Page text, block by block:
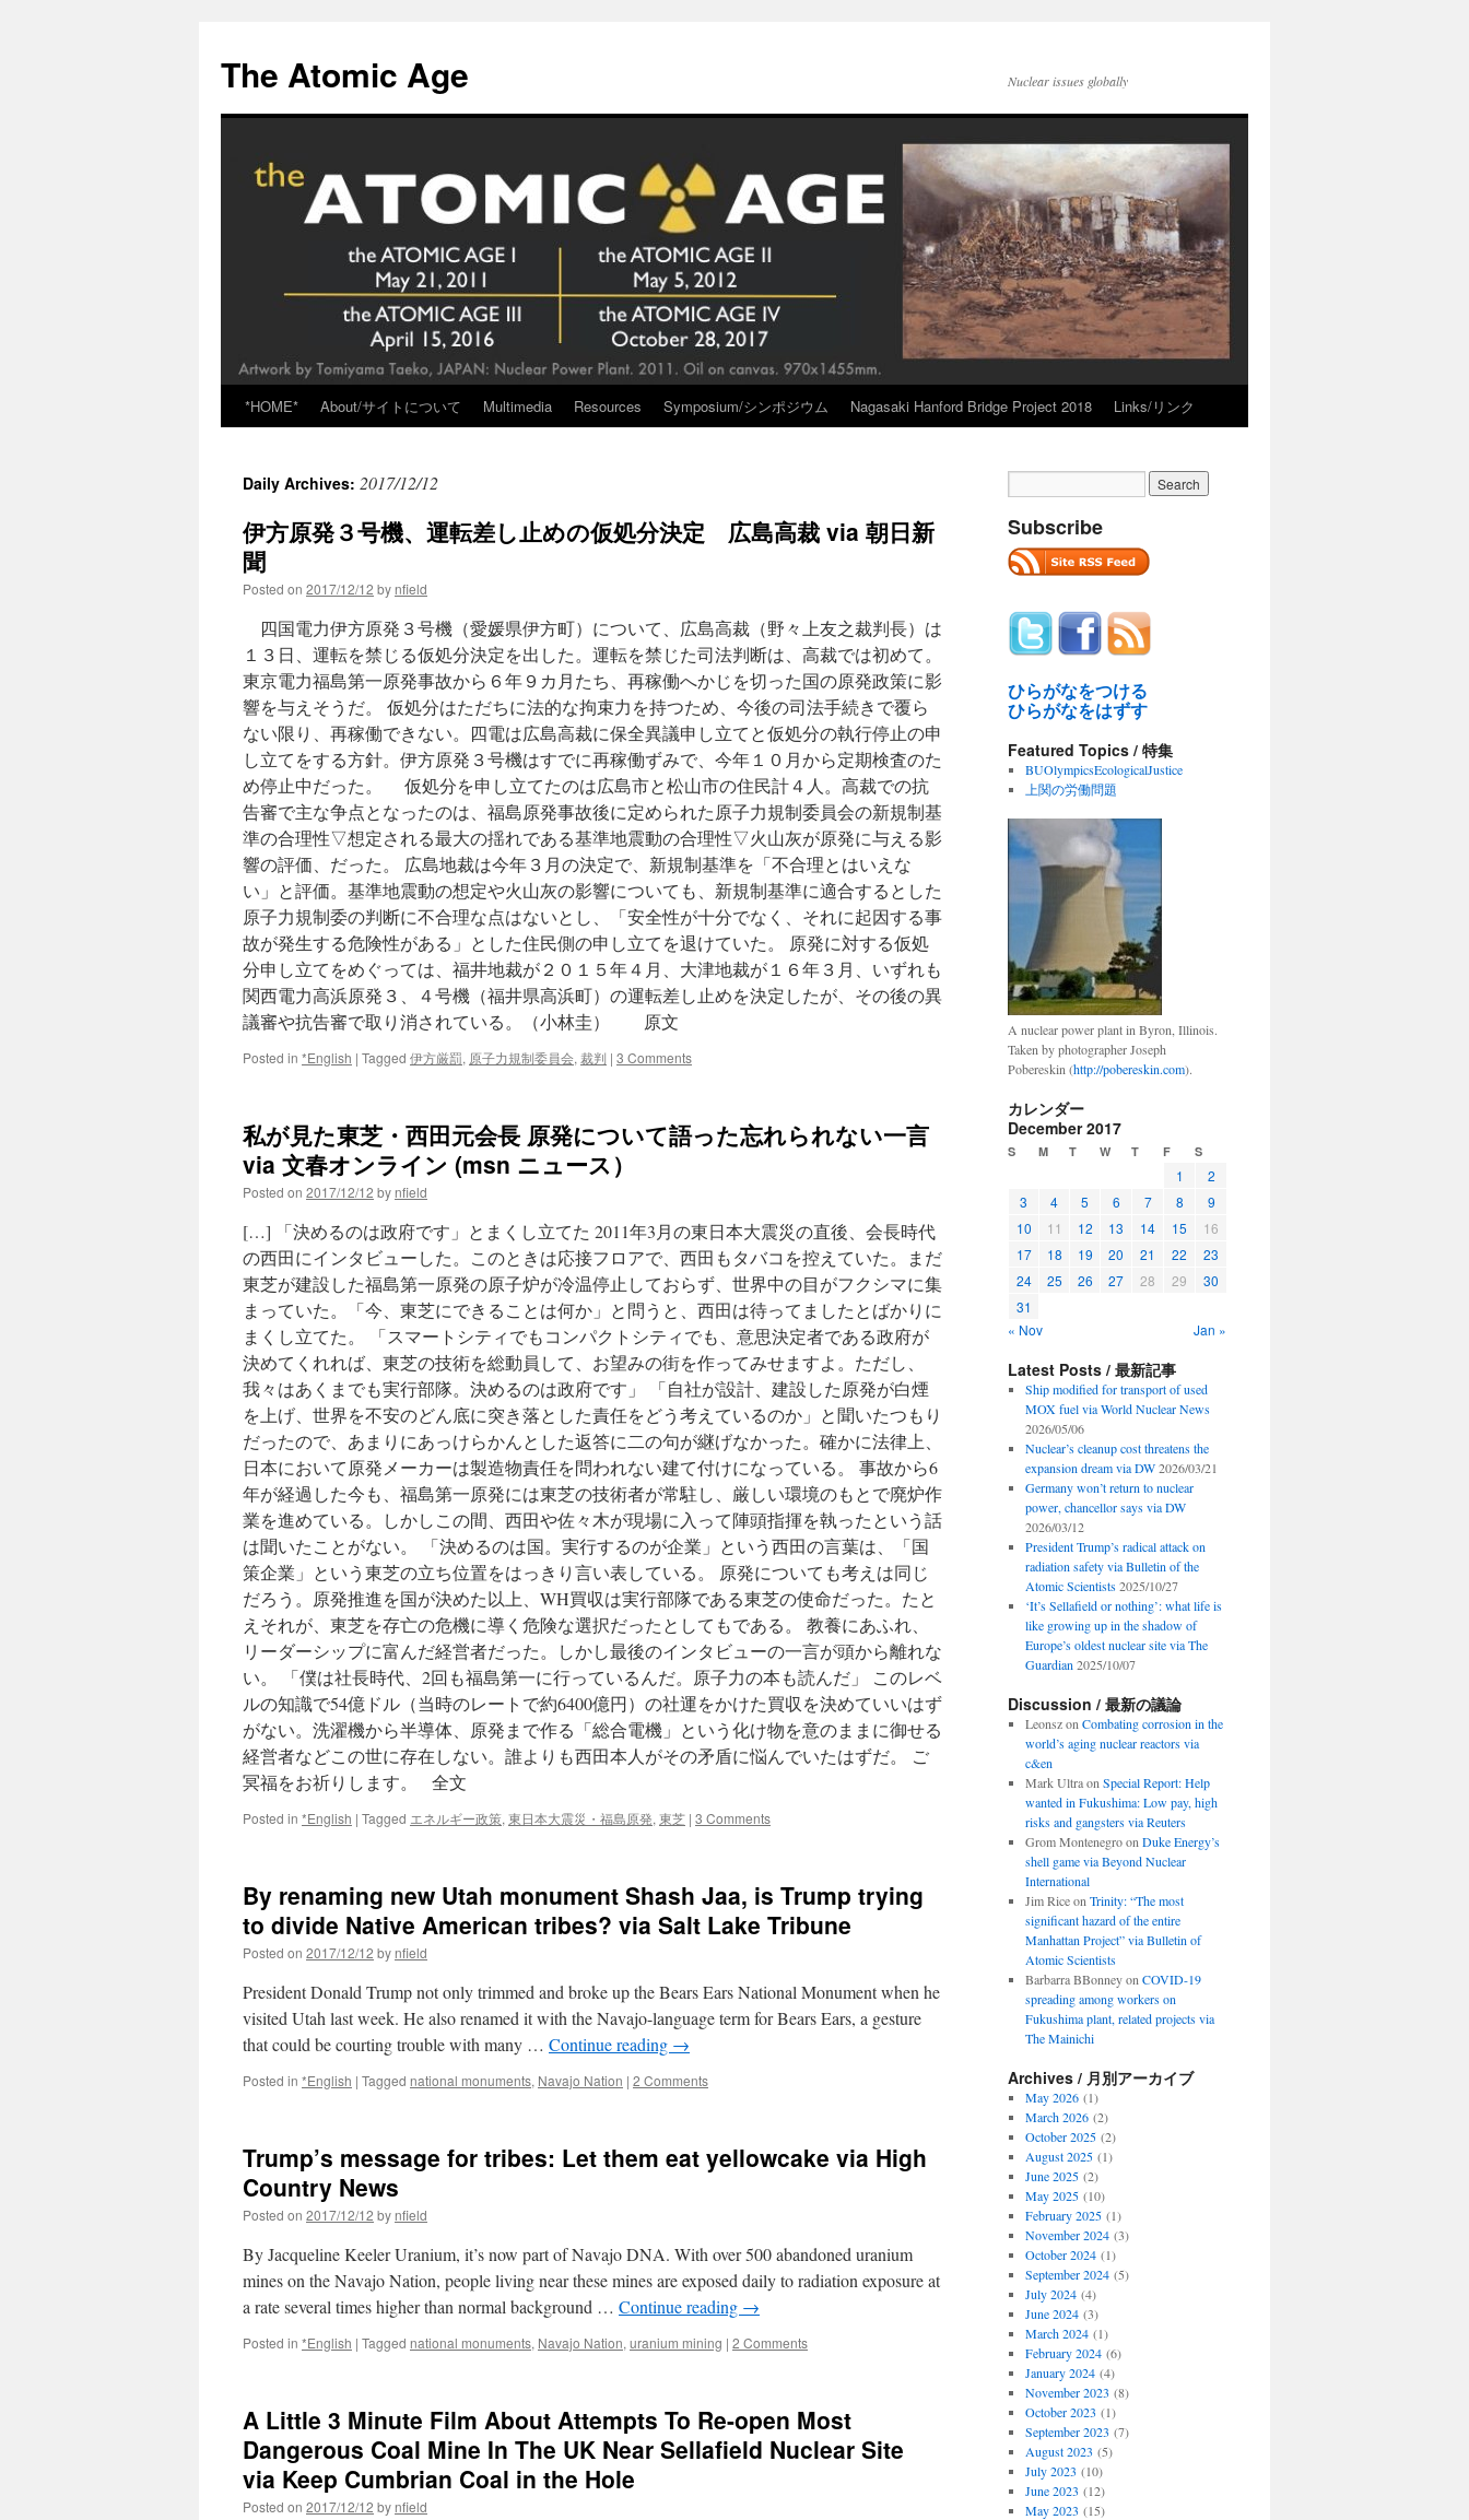
content
The Atomic Age Nuclear issues globally
*HOME* About/サイトについて Multimedia Resources Symposium/シンポジウム Nagasaki Hanford Bridge Project 2018 Links/リンク
Daily Archives: 2017/12/12
伊方原発３号機、運転差し止めの仮処分決定 広島高裁 via 朝日新
聞
Posted on 2017/12/12 by nfield
四国電力伊方原発３号機（愛媛県伊方町）について、広島高裁（野々上友之裁判長）は
１３日、運転を禁じる仮処分決定を出した。運転を禁じた司法判断は、高裁では初めて。
東京電力福島第一原発事故から６年９カ月たち、再稼働へかじを切った国の原発政策に影
響を与えそうだ。 仮処分はただちに法的な拘束力を持つため、今後の司法手続きで覆ら
ない限り、再稼働できない。四電は広島高裁に保全異議申し立てと仮処分の執行停止の申
し立てをする方針。伊方原発３号機はすでに再稼働ずみで、今年１０月から定期検査のた
め停止中だった。 仮処分を申し立てたのは広島市と松山市の住民計４人。高裁での抗
告審で主な争点となったのは、福島原発事故後に定められた原子力規制委員会の新規制基
準の合理性▽想定される最大の揺れである基準地震動の合理性▽火山灰が原発に与える影
響の評価、だった。 広島地裁は今年３月の決定で、新規制基準を「不合理とはいえな
い」と評価。基準地震動の想定や火山灰の影響についても、新規制基準に適合するとした
原子力規制委の判断に不合理な点はないとし、「安全性が十分でなく、それに起因する事
故が発生する危険性がある」とした住民側の申し立てを退けていた。 原発に対する仮処
分申し立てをめぐっては、福井地裁が２０１５年４月、大津地裁が１６年３月、いずれも
関西電力高浜原発３、４号機（福井県高浜町）の運転差し止めを決定したが、その後の異
議審や抗告審で取り消されている。（小林圭） 原文
Posted in *English | Tagged 伊方厳罰, 原子力規制委員会, 裁判 | 3 Comments
私が見た東芝・西田元会長 原発について語った忘れられない一言
via 文春オンライン (msn ニュース）
Posted on 2017/12/12 by nfield
[…] 「決めるのは政府です」とまくし立てた 2011年3月の東日本大震災の直後、会長時代
の西田にインタビューした。このときは応接フロアで、西田もタバコを控えていた。まだ
東芝が建設した福島第一原発の原子炉が冷温停止しておらず、世界中の目がフクシマに集
まっていた。「今、東芝にできることは何か」と問うと、西田は待ってましたとばかりに
まくし立てた。 「スマートシティでもコンパクトシティでも、意思決定者である政府が
決めてくれれば、東芝の技術を総動員して、お望みの街を作ってみせますよ。ただし、
我々はあくまでも実行部隊。決めるのは政府です」 「自社が設計、建設した原発が白煙
を上げ、世界を不安のどん底に突き落とした責任をどう考えているのか」と聞いたつもり
だったので、あまりにあっけらかんとした返答に二の句が継げなかった。確かに法律上、
日本において原発メーカーは製造物責任を問われない建て付けになっている。 事故から6
年が経過した今も、福島第一原発には東芝の技術者が常駐し、厳しい環境のもとで廃炉作
業を進めている。しかしこの間、西田や佐々木が現場に入って陣頭指揮を執ったという話
は聞いたことがない。 「決めるのは国。実行するのが企業」という西田の言葉は、「国
策企業」という東芝の立ち位置をはっきり言い表している。 原発についても考えは同じ
だろう。原発推進を国が決めた以上、WH買収は実行部隊である東芝の使命だった。たと
えそれが、東芝を存亡の危機に導く危険な選択だったとしてもである。 教養にあふれ、
リーダーシップに富んだ経営者だった。しかし最後のインタビューの一言が頭から離れな
い。 「僕は社長時代、2回も福島第一に行っているんだ。原子力の本も読んだ」 このレベ
ルの知識で54億ドル（当時のレートで約6400億円）の社運をかけた買収を決めていいはず
がない。洗濯機から半導体、原発まで作る「総合電機」という化け物を意のままに御せる
経営者などこの世に存在しない。誰よりも西田本人がその矛盾に悩んでいたはずだ。 ご
冥福をお祈りします。 全文
Posted in *English | Tagged エネルギー政策, 東日本大震災・福島原発, 東芝 | 3 Comments
By renaming new Utah monument Shash Jaa, is Trump trying
to divide Native American tribes? via Salt Lake Tribune
Posted on 2017/12/12 by nfield
President Donald Trump not only trimmed and broke up the Bears Ears National Monument when he
visited Utah last week. He also renamed it with the Navajo-language term for Bears Ears, a gesture
that could be courting trouble with many … Continue reading →
Posted in *English | Tagged national monuments, Navajo Nation | 2 Comments
Trump’s message for tribes: Let them eat yellowcake via High
Country News
Posted on 2017/12/12 by nfield
By Jacqueline Keeler Uranium, it’s now part of Navajo DNA. With over 500 abandoned uranium
mines on the Navajo Nation, people living near these mines are exposed daily to radiation exposure at
a rate several times higher than normal background … Continue reading →
Posted in *English | Tagged national monuments, Navajo Nation, uranium mining | 2 Comments
A Little 3 Minute Film About Attempts To Re-open Most
Dangerous Coal Mine In The UK Near Sellafield Nuclear Site
via Keep Cumbrian Coal in the Hole
Posted on 2017/12/12 by nfield
Subscribe
ひらがなをつける
ひらがなをはずす
Featured Topics / 特集
BUOlympicsEcologicalJustice
上関の労働問題
A nuclear power plant in Byron, Illinois.
Taken by photographer Joseph
Pobereskin (http://pobereskin.com).
カレンダー
December 2017
S M T W T F S
1
2
3
4 5 6 7 8
9
10
11 12 13 14 15
16
17
18 19 20 21 22
23
24
25 26 27 28 29
30
31
« Nov
Jan »
Latest Posts / 最新記事
Ship modified for transport of used
MOX fuel via World Nuclear News
2026/05/06
Nuclear’s cleanup cost threatens the
expansion dream via DW 2026/03/21
Germany won’t return to nuclear
power, chancellor says via DW
2026/03/12
President Trump’s radical attack on
radiation safety via Bulletin of the
Atomic Scientists 2025/10/27
‘It’s Sellafield or nothing’: what life is
like growing up in the shadow of
Europe’s oldest nuclear site via The
Guardian 2025/10/07
Discussion / 最新の議論
Leonszon Combating corrosion in the
world’s aging nuclear reactors via
c&en
Mark Ultraon Special Report: Help
wanted in Fukushima: Low pay, high
risks and gangsters via Reuters
Grom Montenegroon Duke Energy’s
shell game via Beyond Nuclear
International
Jim Riceon Trinity: “The most
significant hazard of the entire
Manhattan Project” via Bulletin of
Atomic Scientists
Barbarra BBonneyon COVID-19
spreading among workers on
Fukushima plant, related projects via
The Mainichi
Archives / 月別アーカイブ
May 2026(1)
March 2026(2)
October 2025(2)
August 2025(1)
June 2025(2)
May 2025(10)
February 2025(1)
November 2024(3)
October 2024(1)
September 2024(5)
July 2024(4)
June 2024(3)
March 2024(1)
February 2024(6)
January 2024(4)
November 2023 (8)
October 2023 (1)
September 2023 (7)
August 2023 (5)
July 2023 (10)
June 2023 (12)
May 2023 (15)